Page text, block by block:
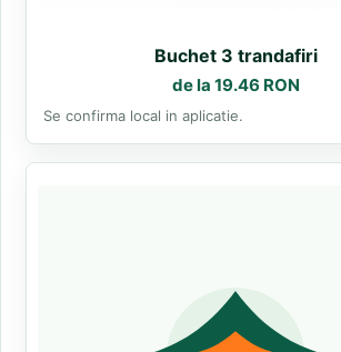
Buchet 3 trandafiri
de la 19.46 RON
Se confirma local in aplicatie.